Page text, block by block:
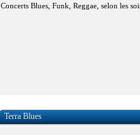
Concerts Blues, Funk, Reggae, selon les
Terra Blues